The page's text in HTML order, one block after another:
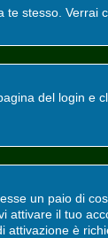
stesso. Verrai
del login e
un paio di
il tuo
è